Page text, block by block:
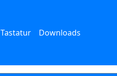
Tastatur Downloads